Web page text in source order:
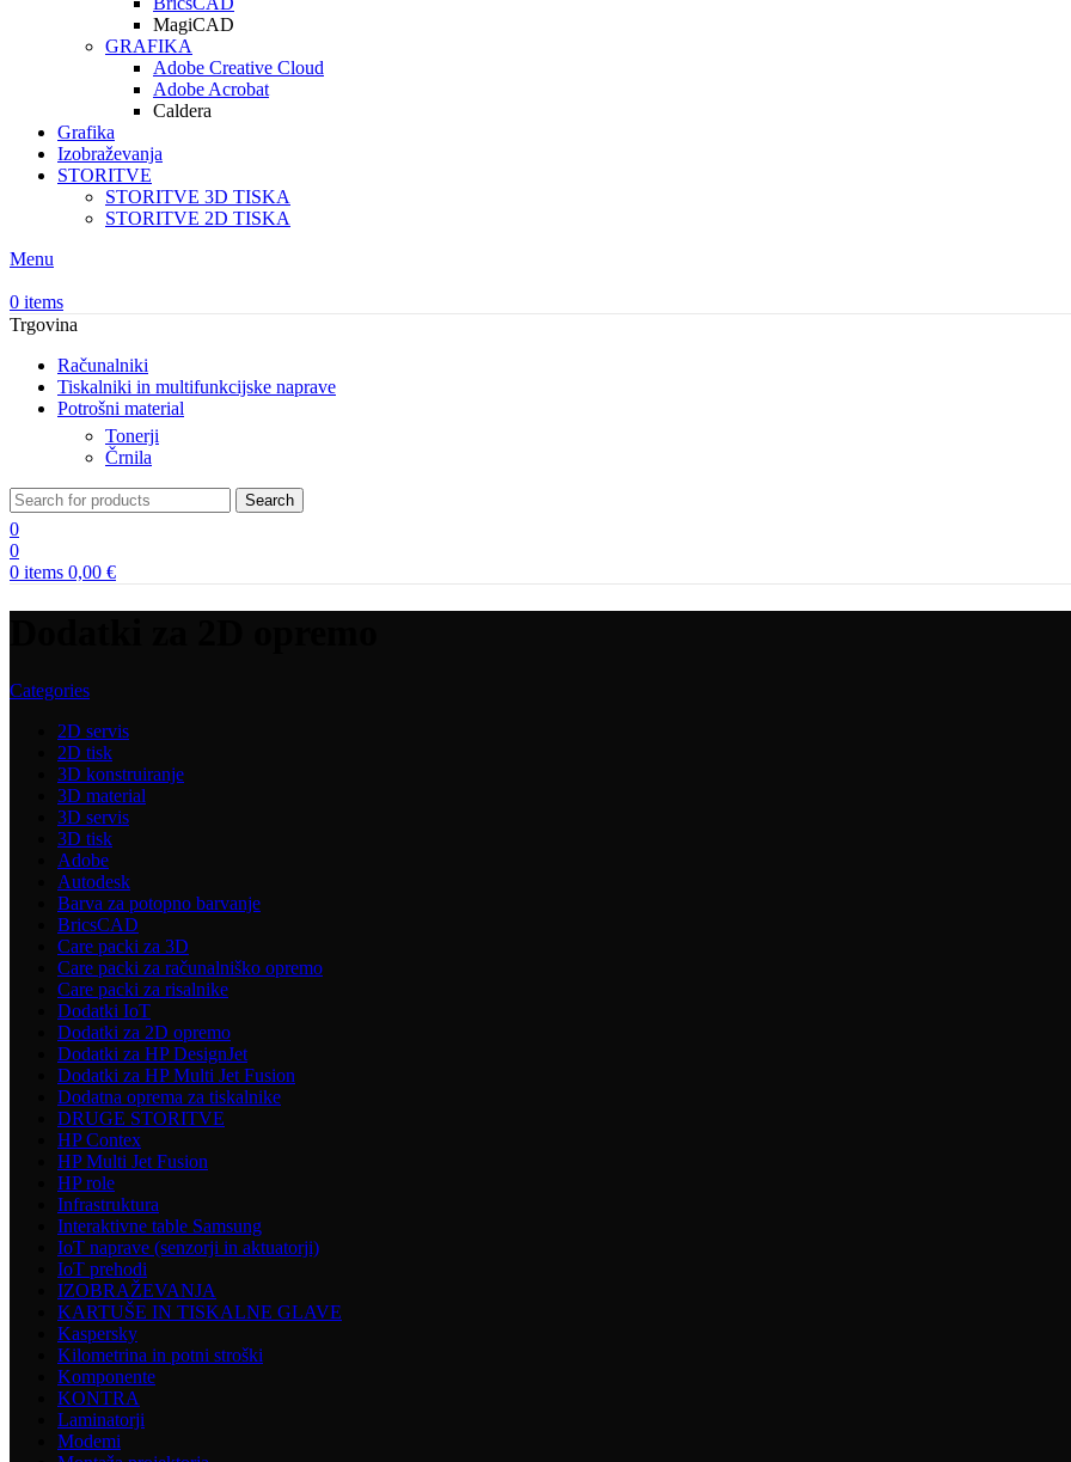
MagiCAD
GRAFIKA
Adobe Creative Cloud
Adobe Acrobat
Caldera
Grafika
Izobraževanja
STORITVE
STORITVE 3D TISKA
STORITVE 2D TISKA
Menu
0 items
Trgovina
Računalniki
Tiskalniki in multifunkcijske naprave
Potrošni material
Tonerji
Črnila
Search
0
0
0 items 0,00 €
Categories
2D servis
2D tisk
3D konstruiranje
3D material
3D servis
3D tisk
Adobe
Autodesk
Barva za potopno barvanje
BricsCAD
Care packi za 3D
Care packi za računalniško opremo
Care packi za risalnike
Dodatki IoT
Dodatki za 2D opremo
Dodatki za HP DesignJet
Dodatki za HP Multi Jet Fusion
Dodatna oprema za tiskalnike
DRUGE STORITVE
HP Contex
HP Multi Jet Fusion
HP role
Infrastruktura
Interaktivne table Samsung
IoT naprave (senzorji in aktuatorji)
IoT prehodi
IZOBRAŽEVANJA
KARTUŠE IN TISKALNE GLAVE
Kaspersky
Kilometrina in potni stroški
Komponente
KONTRA
Laminatorji
Modemi